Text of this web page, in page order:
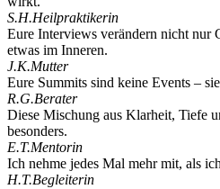
S.H.Heilpraktikerin
Eure Interviews verändern nicht nur
etwas im Inneren.
J.K.Mutter
Eure Summits sind keine Events –
R.G.Berater
Diese Mischung aus Klarheit, Tiefe
besonders.
E.T.Mentorin
Ich nehme jedes Mal mehr mit, als
H.T.Begleiterin